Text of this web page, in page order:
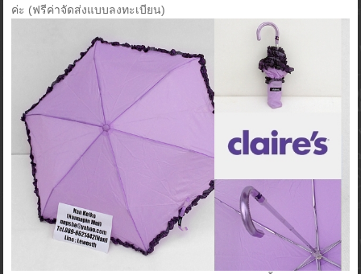
ค่ะ (ฟรีค่าจัดส่งแบบลงทะเบียน)